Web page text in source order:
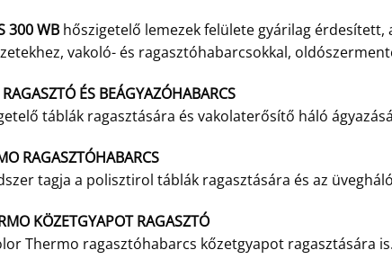
300 WB hőszigetelő lemezek felülete gyárilag
vakoló- és ragasztóhabarcsokkal,
ÉS BEÁGYAZÓHABARCS
táblák ragasztására és vakolaterősítő háló
RAGASZTÓHABARCS
tagja a polisztirol táblák ragasztására és az
KÖZETGYAPOT RAGASZTÓ
Thermo ragasztóhabarcs kőzetgyapot ragasztására is.